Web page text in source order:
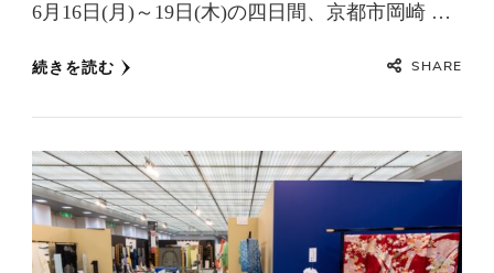
6月16日(月)～19日(木)の四日間、京都市岡崎 …
続きを読む SHARE